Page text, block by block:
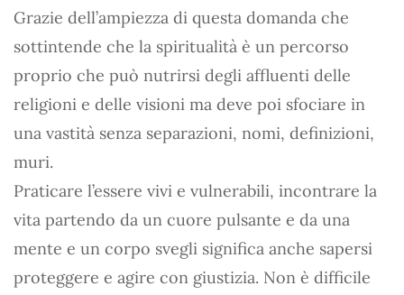
Grazie dell’ampiezza di questa domanda che
sottintende che la spiritualità è un percorso
proprio che può nutrirsi degli affluenti delle
religioni e delle visioni ma deve poi sfociare in
una vastità senza separazioni, nomi, definizioni,
muri.
Praticare l’essere vivi e vulnerabili, incontrare la
vita partendo da un cuore pulsante e da una
mente e un corpo svegli significa anche sapersi
proteggere e agire con giustizia. Non è difficile